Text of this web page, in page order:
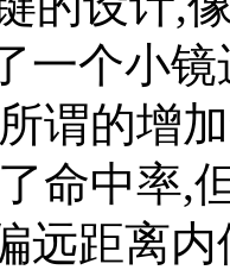
一个小
谓的增
命中率,
远距离内